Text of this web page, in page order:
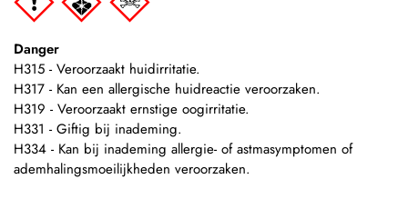
Danger
H315 - Veroorzaakt huidirritatie.
H317 - Kan een allergische huidreactie veroorzaken.
H319 - Veroorzaakt ernstige oogirritatie.
H331 - Giftig bij inademing.
H334 - Kan bij inademing allergie- of astmasymptomen of
ademhalingsmoeilijkheden veroorzaken.